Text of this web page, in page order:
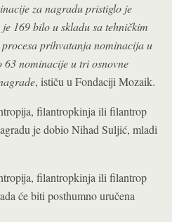
za nagradu pristiglo je
169 bilo u skladu sa tehničkim
prihvatanja nominacija u
63 nominacije u tri osnovne
, ističu u Fondaciji Mozaik.
filantropkinja ili filantrop
je dobio Nihad Suljić, mladi
filantropkinja ili filantrop
će biti posthumno uručena